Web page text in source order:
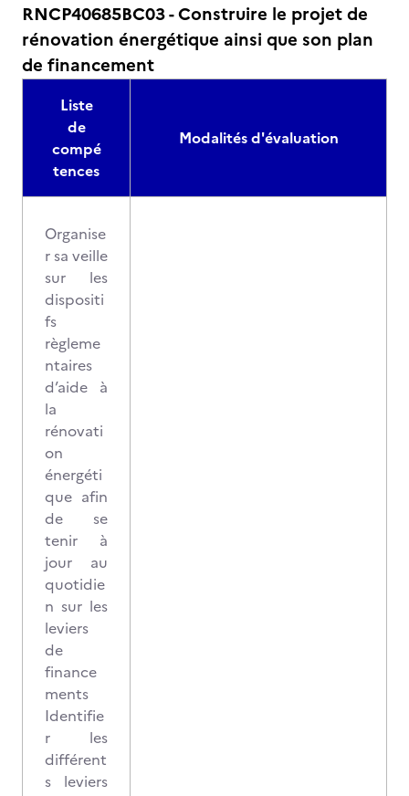
RNCP40685BC03 - Construire le projet de
rénovation énergétique ainsi que son plan
de financement
Liste
de
compé
tences
Modalités d'évaluation
Organise
r sa veille
sur les
dispositi
fs
règleme
ntaires
d’aide à
la
rénovati
on
énergéti
que afin
de se
tenir à
jour au
quotidie
n sur les
leviers
de
finance
ments
Identifie
r les
différent
s leviers